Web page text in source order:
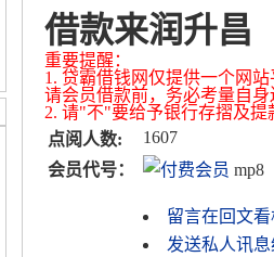
借款来润升昌
重要提醒：
1. 贷霸借钱网仅提供一个网
请会员借款前，务必考量自
2. 请"不"要给予银行存摺及
点阅人数:
1607
会员代号：
mp8
留言在回文看
发送私人讯息